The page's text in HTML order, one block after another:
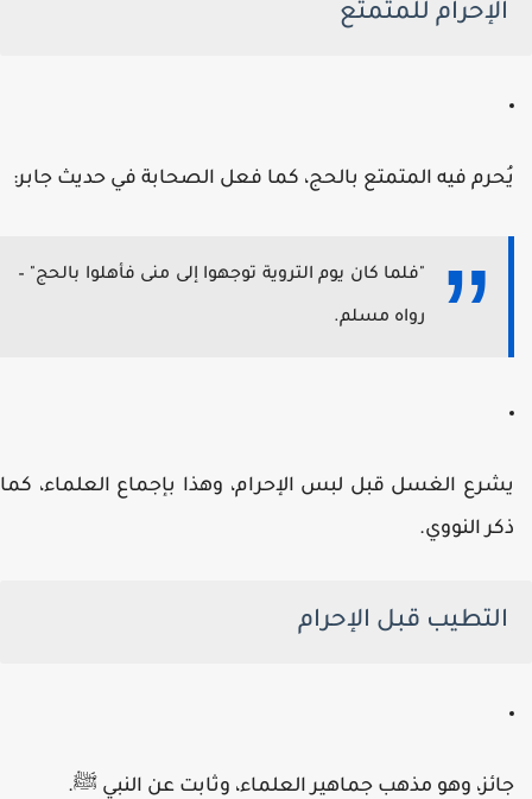
الإحرام للمتمتع
فيه المتمتع بالحج، كما فعل الصحابة في حديث جابر:
"فلما كان يوم التروية توجهوا إلى منى فأهلوا بالحج" –
رواه مسلم.
الغسل قبل لبس الإحرام، وهذا بإجماع العلماء، كما
النووي.
التطيب قبل الإحرام
وهو مذهب جماهير العلماء، وثابت عن النبي ﷺ.